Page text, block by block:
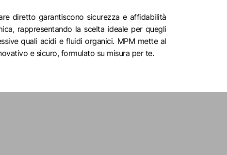
diretto garantiscono sicurezza e affidabilità
rappresentando la scelta ideale per quegli
quali acidi e fluidi organici. MPM mette al
e sicuro, formulato su misura per te.